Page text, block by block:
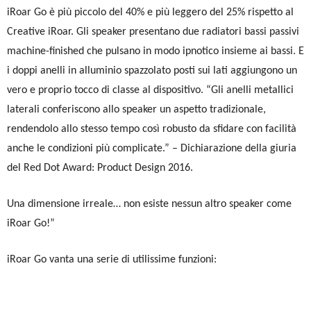
iRoar Go è più piccolo del 40% e più leggero del 25% rispetto al
Creative iRoar. Gli speaker presentano due radiatori bassi passivi
machine-finished che pulsano in modo ipnotico insieme ai bassi. E
i doppi anelli in alluminio spazzolato posti sui lati aggiungono un
vero e proprio tocco di classe al dispositivo. “Gli anelli metallici
laterali conferiscono allo speaker un aspetto tradizionale,
rendendolo allo stesso tempo così robusto da sfidare con facilità
anche le condizioni più complicate.” – Dichiarazione della giuria
del Red Dot Award: Product Design 2016.
Una dimensione irreale… non esiste nessun altro speaker come
iRoar Go!”
iRoar Go vanta una serie di utilissime funzioni: